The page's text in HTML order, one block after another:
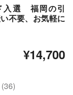
入選 福岡の引
不要、お気軽に
¥14,700
(36)